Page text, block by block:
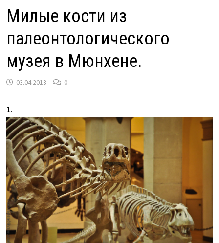
Милые кости из
палеонтологического
музея в Мюнхене.
03.04.2013 0
1.